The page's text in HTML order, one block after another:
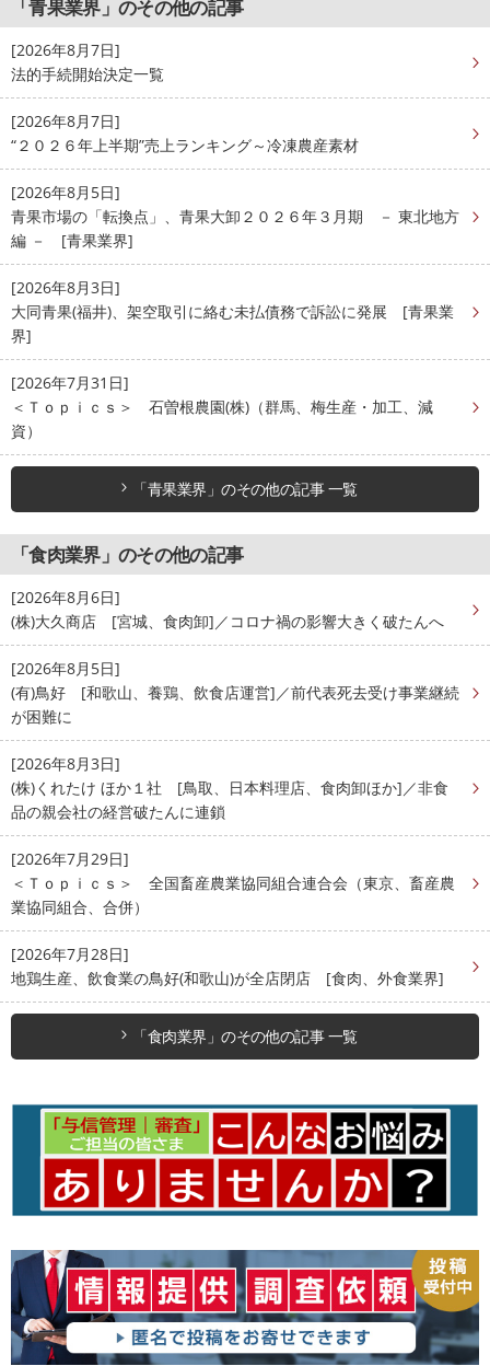
「青果業界」のその他の記事
[2026年8月7日]
法的手続開始決定一覧
[2026年8月7日]
“２０２６年上半期”売上ランキング～冷凍農産素材
[2026年8月5日]
青果市場の「転換点」、青果大卸２０２６年３月期 － 東北地方
編 － [青果業界]
[2026年8月3日]
大同青果(福井)、架空取引に絡む未払債務で訴訟に発展 [青果業
界]
[2026年7月31日]
＜Ｔｏｐｉｃｓ＞ 石曽根農園(株)（群馬、梅生産・加工、減
資）
「青果業界」のその他の記事 一覧
「食肉業界」のその他の記事
[2026年8月6日]
(株)大久商店 [宮城、食肉卸]／コロナ禍の影響大きく破たんへ
[2026年8月5日]
(有)鳥好 [和歌山、養鶏、飲食店運営]／前代表死去受け事業継続
が困難に
[2026年8月3日]
(株)くれたけ ほか１社 [鳥取、日本料理店、食肉卸ほか]／非食
品の親会社の経営破たんに連鎖
[2026年7月29日]
＜Ｔｏｐｉｃｓ＞ 全国畜産農業協同組合連合会（東京、畜産農
業協同組合、合併）
[2026年7月28日]
地鶏生産、飲食業の鳥好(和歌山)が全店閉店 [食肉、外食業界]
「食肉業界」のその他の記事 一覧